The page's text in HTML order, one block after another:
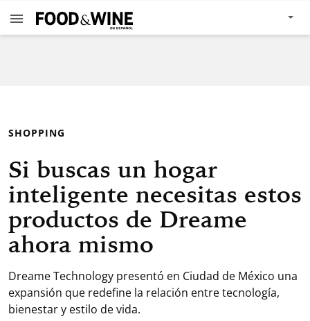
SHOPPING
Si buscas un hogar
inteligente necesitas estos
productos de Dreame
ahora mismo
Dreame Technology presentó en Ciudad de México una
expansión que redefine la relación entre tecnología,
bienestar y estilo de vida.